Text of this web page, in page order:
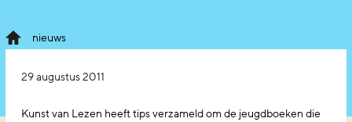
nieuws
29 augustus 2011
Kunst van Lezen heeft tips verzameld om de jeugdboeken die